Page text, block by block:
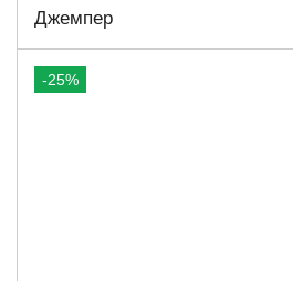
Размеры
Джемпер
-25%